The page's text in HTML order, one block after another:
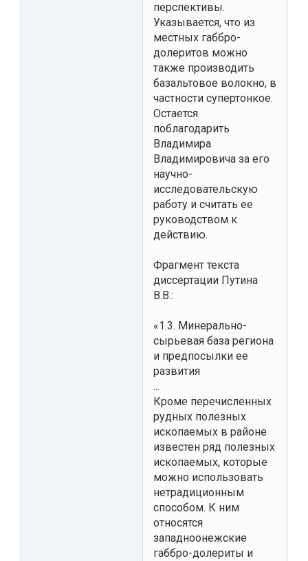
перспективы.
Указывается, что из
местных габбро-
долеритов можно
также производить
базальтовое волокно, в
частности супертонкое.
Остается
поблагодарить
Владимира
Владимировича за его
научно-
исследовательскую
работу и считать ее
руководством к
действию.
Фрагмент текста
диссертации Путина
В.В.:
«1.3. Минерально-
сырьевая база региона
и предпосылки ее
развития
...
Кроме перечисленных
рудных полезных
ископаемых в районе
известен ряд полезных
ископаемых, которые
можно использовать
нетрадиционным
способом. К ним
относятся
западноонежские
габбро-долериты и